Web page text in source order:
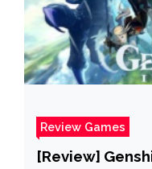
Review Games
[Review]